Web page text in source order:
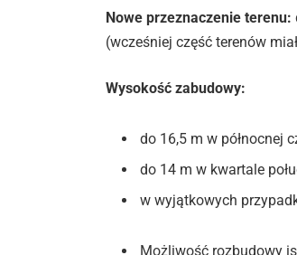
Nowe przeznaczenie terenu:
(wcześniej część terenów
Wysokość zabudowy:
do 16,5 m w północnej
do 14 m w kwartale
w wyjątkowych
Możliwość rozbudowy